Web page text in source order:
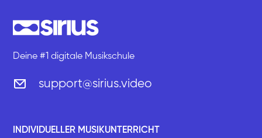
Deine #1 digitale Musikschule
support@sirius.video
INDIVIDUELLER MUSIKUNTERRICHT